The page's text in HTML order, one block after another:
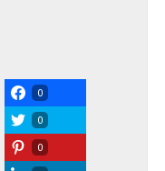
0
0
0